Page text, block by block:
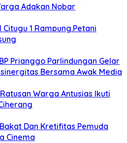
Adakan Nobar
1 Rampung.Petani
Prianggo Parlindungan Gelar
Bersama Awak Media
Warga Antusias Ikuti
Dan Kretifitas Pemuda
Cinema